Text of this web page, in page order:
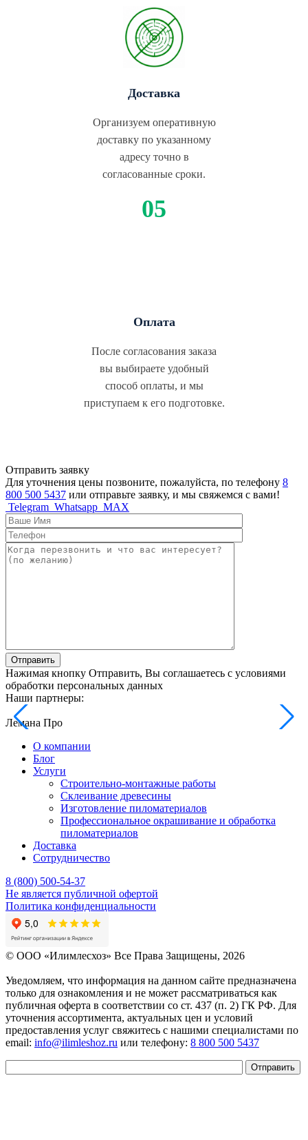
Доставка
Организуем оперативную
доставку по указанному
адресу точно в
согласованные сроки.
Оплата
После согласования заказа
вы выбираете удобный
способ оплаты, и мы
приступаем к его подготовке.
Отправить заявку
Для уточнения цены позвоните, пожалуйста, по телефону 8
800 500 5437 или отправьте заявку, и мы свяжемся с вами!
Telegram Whatsapp MAX
Отправить
Нажимая кнопку Отправить, Вы соглашаетесь с условиями
обработки персональных данных
Наши партнеры:
Лемана Про
О компании
Блог
Услуги
Строительно-монтажные работы
Склеивание древесины
Изготовление пиломатериалов
Профессиональное окрашивание и обработка
пиломатериалов
Доставка
Сотрудничество
8 (800) 500-54-37
Не является публичной офертой
Политика конфиденциальности
© OOO «Илимлесхоз» Все Права Защищены, 2026
Уведомляем, что информация на данном сайте предназначена
только для ознакомления и не может рассматриваться как
публичная оферта в соответствии со ст. 437 (п. 2) ГК РФ. Для
уточнения ассортимента, актуальных цен и условий
предоставления услуг свяжитесь с нашими специалистами по
email: info@ilimleshoz.ru или телефону: 8 800 500 5437